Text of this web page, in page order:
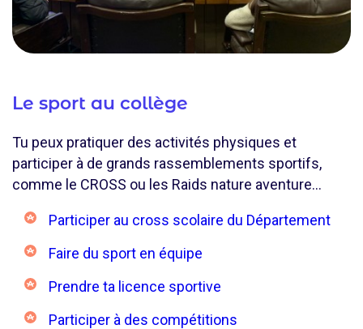
Le sport au collège
Tu peux pratiquer des activités physiques et
participer à de grands rassemblements sportifs,
comme le CROSS ou les Raids nature aventure…
Participer au cross scolaire du Département
Faire du sport en équipe
Prendre ta licence sportive
Participer à des compétitions